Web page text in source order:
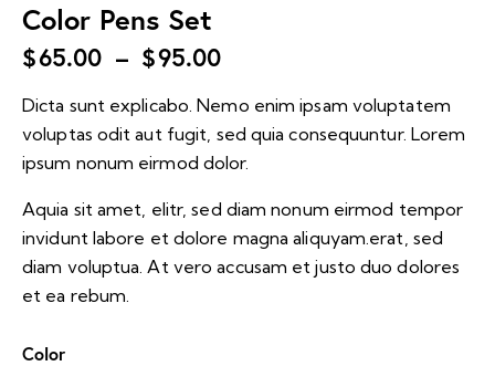
Color Pens Set
$65.00 – $95.00
Dicta sunt explicabo. Nemo enim ipsam voluptatem
voluptas odit aut fugit, sed quia consequuntur. Lorem
ipsum nonum eirmod dolor.
Aquia sit amet, elitr, sed diam nonum eirmod tempor
invidunt labore et dolore magna aliquyam.erat, sed
diam voluptua. At vero accusam et justo duo dolores
et ea rebum.
Color